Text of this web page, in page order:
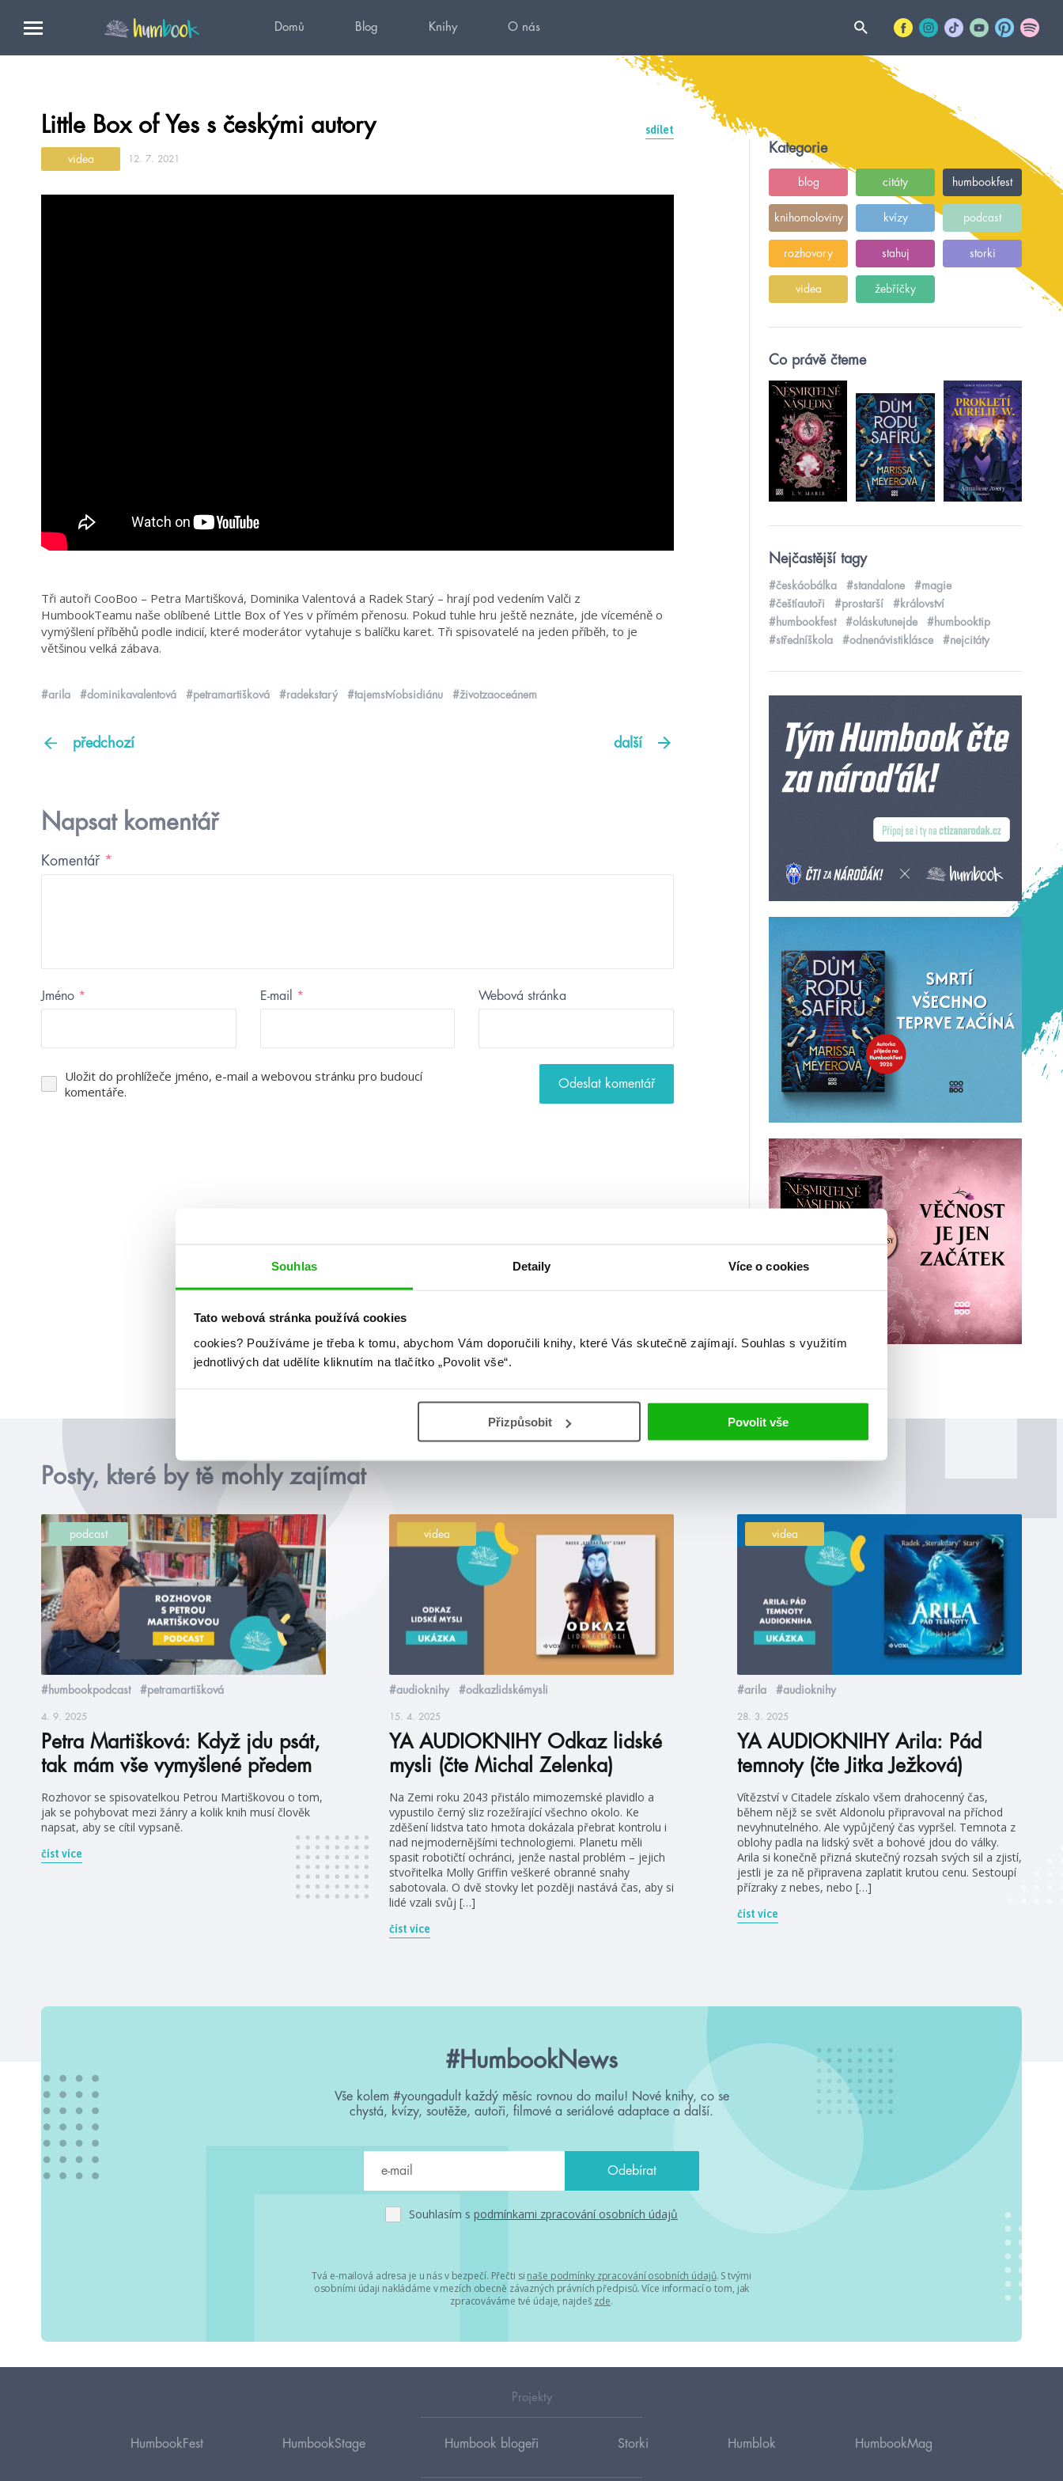
Souhlas Detaily Více o cookies
Tato webová stránka používá cookies
cookies? Používáme je třeba k tomu, abychom Vám doporučili knihy, které Vás skutečně zajímají. Souhlas s využitím
jednotlivých dat udělíte kliknutím na tlačítko „Povolit vše“.
Přizpůsobit Povolit vše
Domů Blog Knihy O nás
Little Box of Yes s českými autory sdílet
videa 12. 7. 2021
Tři autoři CooBoo – Petra Martišková, Dominika Valentová a Radek Starý – hrají pod vedením Valči z
HumbookTeamu naše oblíbené Little Box of Yes v přímém přenosu. Pokud tuhle hru ještě neznáte, jde víceméně o
vymýšlení příběhů podle indicií, které moderátor vytahuje s balíčku karet. Tři spisovatelé na jeden příběh, to je
většinou velká zábava.
#arila #dominikavalentová #petramartišková #radekstarý #tajemstvíobsidiánu #životzaoceánem
předchozí další
Napsat komentář
Komentář *
Jméno * E-mail * Webová stránka
Uložit do prohlížeče jméno, e-mail a webovou stránku pro budoucí
komentáře.
Kategorie
blog citáty humbookfest
knihomoloviny kvízy podcast
rozhovory stahuj storki
videa žebříčky
Co právě čteme
Nejčastější tagy
#českáobálka #standalone
#magie
#češtíautoři
#prostarší
#království
#humbookfest
#oláskutunejde
#humbooktip
#středníškola
#odnenávistiklásce #nejcitáty
Posty, které by tě mohly zajímat
podcast
#humbookpodcast #petramartišková
4. 9. 2025
Petra Martišková: Když jdu psát,
tak mám vše vymyšlené předem
Rozhovor se spisovatelkou Petrou Martiškovou o tom,
jak se pohybovat mezi žánry a kolik knih musí člověk
napsat, aby se cítil vypsaně.
číst více
videa
#audioknihy #odkazlidskémysli
15. 4. 2025
YA AUDIOKNIHY Odkaz lidské
mysli (čte Michal Zelenka)
Na Zemi roku 2043 přistálo mimozemské plavidlo a
vypustilo černý sliz rozežírající všechno okolo. Ke
zděšení lidstva tato hmota dokázala přebrat kontrolu i
nad nejmodernějšími technologiemi. Planetu měli
spasit robotičtí ochránci, jenže nastal problém – jejich
stvořitelka Molly Griffin veškeré obranné snahy
sabotovala. O dvě stovky let později nastává čas, aby si
lidé vzali svůj […]
číst více
videa
#arila #audioknihy
28. 3. 2025
YA AUDIOKNIHY Arila: Pád
temnoty (čte Jitka Ježková)
Vítězství v Citadele získalo všem drahocenný čas,
během nějž se svět Aldonolu připravoval na příchod
nevyhnutelného. Ale vypůjčený čas vypršel. Temnota z
oblohy padla na lidský svět a bohové jdou do války.
Arila si konečně přizná skutečný rozsah svých sil a zjistí,
jestli je za ně připravena zaplatit krutou cenu. Sestoupí
přízraky z nebes, nebo […]
číst více
#HumbookNews
Vše kolem #youngadult každý měsíc rovnou do mailu! Nové knihy, co se
chystá, kvízy, soutěže, autoři, filmové a seriálové adaptace a další.
Souhlasím s podmínkami zpracování osobních údajů
Tvá e-mailová adresa je u nás v bezpečí. Přečti si naše podmínky zpracování osobních údajů. S tvými
osobními údaji nakládáme v mezích obecně závazných právních předpisů. Více informací o tom, jak
zpracováváme tvé údaje, najdeš zde.
Projekty
HumbookFest HumbookStage Humbook blogeři Storki Humblok HumbookMag